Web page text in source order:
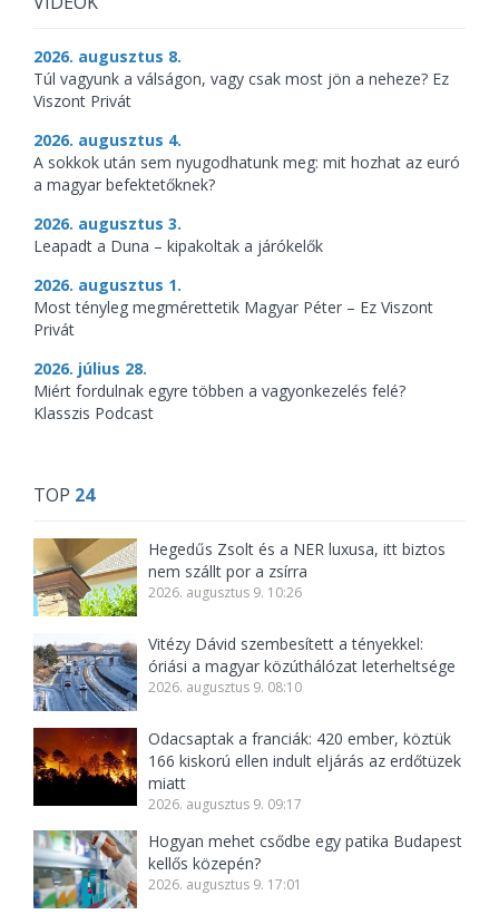
2026. augusztus 8.
Túl vagyunk a válságon, vagy csak most jön a neheze? Ez
Viszont Privát
2026. augusztus 4.
A sokkok után sem nyugodhatunk meg: mit hozhat az euró
a magyar befektetőknek?
2026. augusztus 3.
Leapadt a Duna – kipakoltak a járókelők
2026. augusztus 1.
Most tényleg megmérettetik Magyar Péter – Ez Viszont
Privát
2026. július 28.
Miért fordulnak egyre többen a vagyonkezelés felé?
Klasszis Podcast
TOP 24
Hegedűs Zsolt és a NER luxusa, itt biztos
nem szállt por a zsírra
2026. augusztus 9. 10:26
Vitézy Dávid szembesített a tényekkel:
óriási a magyar közúthálózat leterheltsége
2026. augusztus 9. 08:10
Odacsaptak a franciák: 420 ember, köztük
166 kiskorú ellen indult eljárás az erdőtüzek
miatt
2026. augusztus 9. 09:17
Hogyan mehet csődbe egy patika Budapest
kellős közepén?
2026. augusztus 9. 17:01